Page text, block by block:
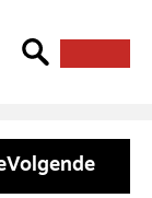
Volgende